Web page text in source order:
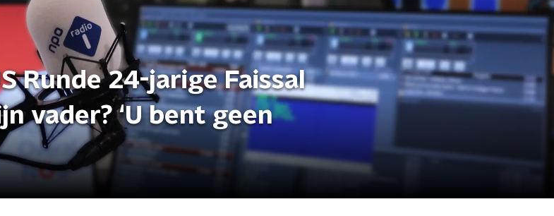
Runde 24-jarige Faissal
vader? ‘U bent geen